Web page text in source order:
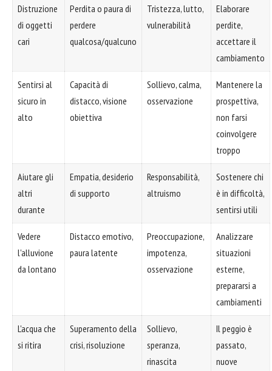
Distruzione
di oggetti
cari
Perdita o paura di
perdere
qualcosa/qualcuno
Tristezza, lutto,
vulnerabilità
Elaborare
perdite,
accettare il
cambiamento
Sentirsi al
sicuro in
alto
Capacità di
distacco, visione
obiettiva
Sollievo, calma,
osservazione
Mantenere la
prospettiva,
non farsi
coinvolgere
troppo
Aiutare gli
altri
durante
Empatia, desiderio
di supporto
Responsabilità,
altruismo
Sostenere chi
è in difficoltà,
sentirsi utili
Vedere
l'alluvione
da lontano
Distacco emotivo,
paura latente
Preoccupazione,
impotenza,
osservazione
Analizzare
situazioni
esterne,
prepararsi a
cambiamenti
L'acqua che
si ritira
Superamento della
crisi, risoluzione
Sollievo,
speranza,
rinascita
Il peggio è
passato,
nuove